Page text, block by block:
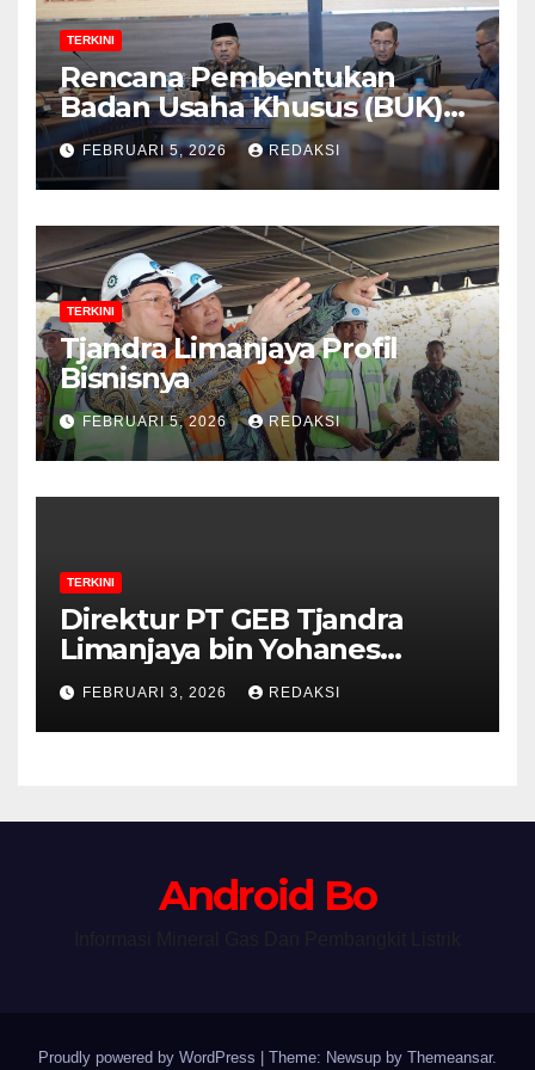
TERKINI
Rencana Pembentukan
Badan Usaha Khusus (BUK)
Menguat dalam Revisi RUU
Migas, Ini Alasannya!
FEBRUARI 5, 2026 REDAKSI
TERKINI
Tjandra Limanjaya Profil
Bisnisnya
FEBRUARI 5, 2026 REDAKSI
TERKINI
Direktur PT GEB Tjandra
Limanjaya bin Yohanes
Limanjaya dan Semangat
Membangun Negeri
FEBRUARI 3, 2026 REDAKSI
Android Bo
Proudly powered by WordPress Theme: Newsup by Themeansar.